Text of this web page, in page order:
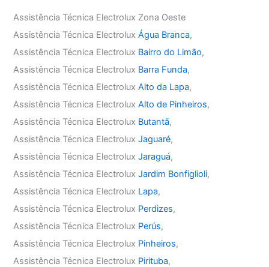
Assistência Técnica Electrolux Zona Oeste
Assistência Técnica ElectroluxÁgua Branca,
Assistência Técnica Electrolux Bairro do Limão,
Assistência Técnica Electrolux Barra Funda,
Assistência Técnica ElectroluxAlto da Lapa,
Assistência Técnica ElectroluxAlto de Pinheiros,
Assistência Técnica Electrolux Butantã,
Assistência Técnica ElectroluxJaguaré,
Assistência Técnica ElectroluxJaraguá,
Assistência Técnica ElectroluxJardim Bonfiglioli,
Assistência Técnica Electrolux Lapa,
Assistência Técnica Electrolux Perdizes,
Assistência Técnica Electrolux Perús,
Assistência Técnica Electrolux Pinheiros,
Assistência Técnica Electrolux Pirituba,